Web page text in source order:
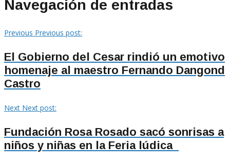
Navegación de entradas
Previous Previous post:
El Gobierno del Cesar rindió un emotivo
homenaje al maestro Fernando Dangond
Castro
Next Next post:
Fundación Rosa Rosado sacó sonrisas a
niños y niñas en la Feria lúdica